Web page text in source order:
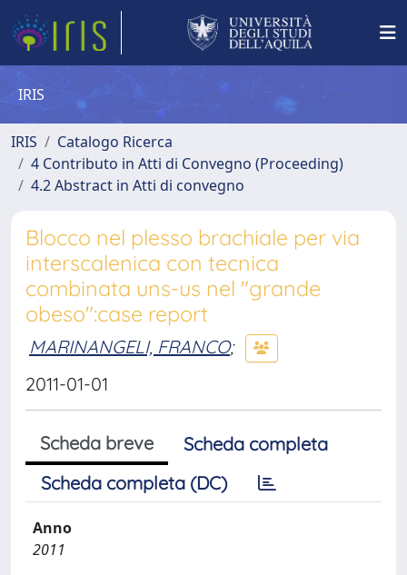
IRIS
IRIS
Catalogo Ricerca
4 Contributo in Atti di Convegno (Proceeding)
4.2 Abstract in Atti di convegno
Blocco nel plesso brachiale per via
interscalenica con tecnica
combinata uns-us nel "grande
obeso":case report
MARINANGELI, FRANCO;
2011-01-01
Scheda breve
Scheda completa
Scheda completa (DC)
Anno
2011